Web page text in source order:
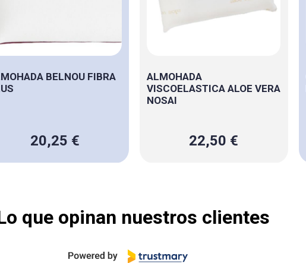
BELNOU FIBRA
20,25 €
ALMOHADA
VISCOELASTICA ALOE VERA
NOSAI
22,50 €
que opinan nuestros clientes